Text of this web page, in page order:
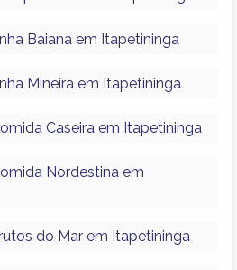
Baiana em Itapetininga
Mineira em Itapetininga
Caseira em Itapetininga
Nordestina em
do Mar em Itapetininga